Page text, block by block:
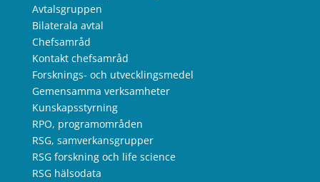
Avtalsgruppen
Bilaterala avtal
Chefsamråd
Kontakt chefsamråd
Forsknings- och utvecklingsmedel
Gemensamma verksamheter
Kunskapsstyrning
RPO, programområden
RSG, samverkansgrupper
RSG forskning och life science
RSG hälsodata